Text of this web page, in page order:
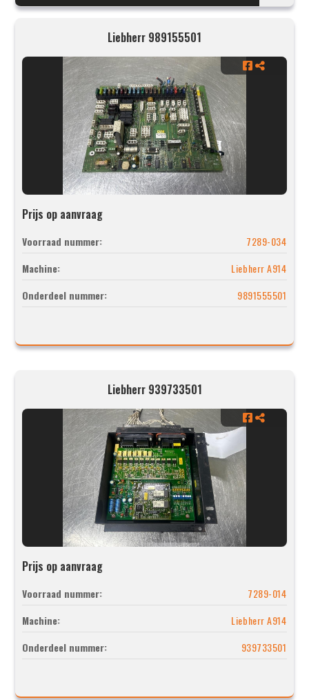
Liebherr 989155501
Prijs op aanvraag
Voorraad nummer:
7289-034
Machine:
Liebherr A914
Onderdeel nummer:
9891555501
Liebherr 939733501
Prijs op aanvraag
Voorraad nummer:
7289-014
Machine:
Liebherr A914
Onderdeel nummer:
939733501